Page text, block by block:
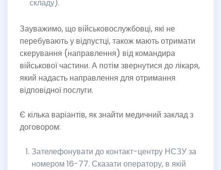
складу).
Зауважимо, що військовослужбовці, які не
перебувають у відпустці, також мають отримати
скерування (направлення) від командира
військової частини. А потім звернутися до лікаря,
який надасть направлення для отримання
відповідної послуги.
Є кілька варіантів, як знайти медичний заклад з
договором:
Зателефонувати до контакт-центру НСЗУ за
номером 16-77. Сказати оператору, в якій